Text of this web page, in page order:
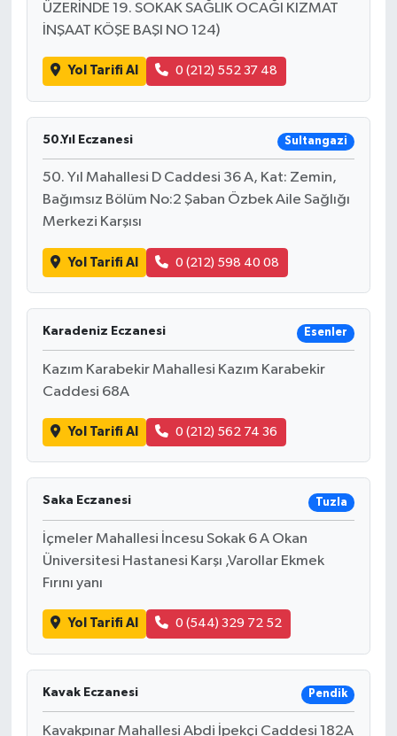
ÜZERİNDE 19. SOKAK SAĞLIK OCAĞI KIZMAT
İNŞAAT KÖŞE BAŞI NO 124)
Yol Tarifi Al 0 (212) 552 37 48
50.Yıl Eczanesi Sultangazi
50. Yıl Mahallesi D Caddesi 36 A, Kat: Zemin,
Bağımsız Bölüm No:2 Şaban Özbek Aile Sağlığı
Merkezi Karşısı
Yol Tarifi Al 0 (212) 598 40 08
Karadeniz Eczanesi Esenler
Kazım Karabekir Mahallesi Kazım Karabekir
Caddesi 68A
Yol Tarifi Al 0 (212) 562 74 36
Saka Eczanesi Tuzla
İçmeler Mahallesi İncesu Sokak 6 A Okan
Üniversitesi Hastanesi Karşı ,Varollar Ekmek
Fırını yanı
Yol Tarifi Al 0 (544) 329 72 52
Kavak Eczanesi Pendik
Kavakpınar Mahallesi Abdi İpekçi Caddesi 182A